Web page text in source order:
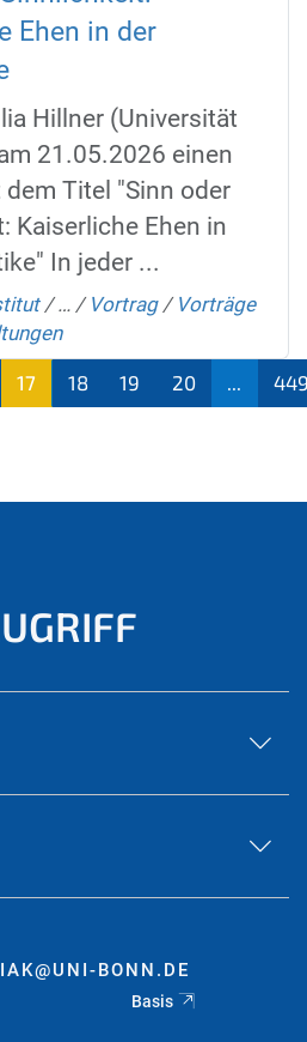
Ehen in der
Hillner (Universität
21.05.2026 einen
Titel "Sinn oder
Kaiserliche Ehen in
In jeder ...
/… / Vortrag / Vorträge
17
18 19 20
BONN.DE
Basis